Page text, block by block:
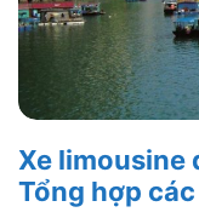
Xe limousine
Tổng hợp